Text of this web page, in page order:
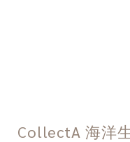
CollectA 海洋